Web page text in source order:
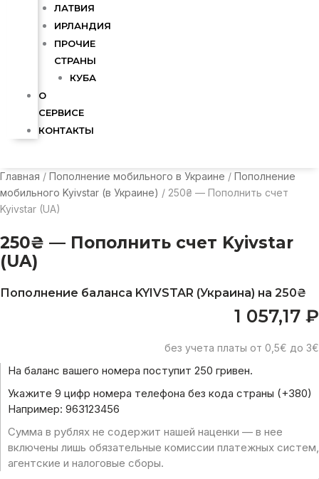
ЛАТВИЯ
ИРЛАНДИЯ
ПРОЧИЕ
СТРАНЫ
КУБА
О
СЕРВИСЕ
КОНТАКТЫ
Главная / Пополнение мобильного в Украине / Пополнение
мобильного Kyivstar (в Украине) / 250₴ — Пополнить счет
Kyivstar (UA)
250₴ — Пополнить счет Kyivstar
(UA)
Пополнение баланса KYIVSTAR (Украина) на 250₴
1 057,17 ₽
без учета платы от 0,5€ до 3€
На баланс вашего номера поступит 250 гривен.
Укажите 9 цифр номера телефона без кода страны (+380)
Например: 963123456
Сумма в рублях не содержит нашей наценки — в нее
включены лишь обязательные комиссии платежных систем,
агентские и налоговые сборы.